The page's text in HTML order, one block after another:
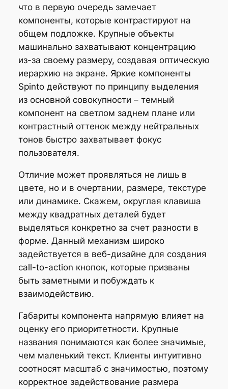
что в первую очередь замечает
компоненты, которые контрастируют на
общем подложке. Крупные объекты
машинально захватывают концентрацию
из-за своему размеру, создавая оптическую
иерархию на экране. Яркие компоненты
Spinto действуют по принципу выделения
из основной совокупности – темный
компонент на светлом заднем плане или
контрастный оттенок между нейтральных
тонов быстро захватывает фокус
пользователя.
Отличие может проявляться не лишь в
цвете, но и в очертании, размере, текстуре
или динамике. Скажем, округлая клавиша
между квадратных деталей будет
выделяться конкретно за счет разности в
форме. Данный механизм широко
задействуется в веб-дизайне для создания
call-to-action кнопок, которые призваны
быть заметными и побуждать к
взаимодействию.
Габариты компонента напрямую влияет на
оценку его приоритетности. Крупные
названия понимаются как более значимые,
чем маленький текст. Клиенты интуитивно
соотносят масштаб с значимостью, поэтому
корректное задействование размера